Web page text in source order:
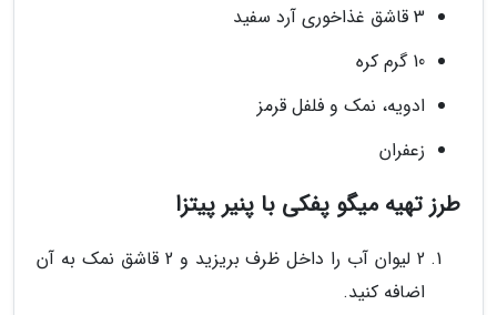
3 قاشق غذاخوری آرد سفید
10 گرم کره
ادویه، نمک و فلفل قرمز
زعفران
طرز تهیه میگو پفکی با پنیر پیتزا
2 لیوان آب را داخل ظرف بریزید و 2 قاشق نمک به آن
اضافه کنید.